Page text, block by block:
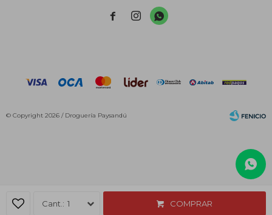
1 COMPRAR
  
© Copyright 2026 / Droguería Paysandú